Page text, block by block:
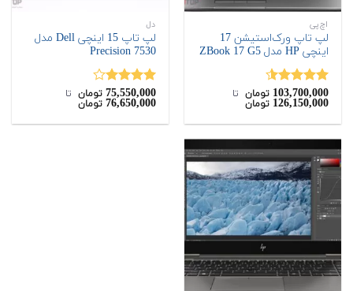
اچ‌پی
لپ تاپ ورک‌استیشن 17
اینچی HP مدل ZBook 17 G5
نمره4.50
از 5
103,700,000 تومان ‌ تا ‌
126,150,000 تومان
دل
لپ تاپ 15 اینچی Dell مدل
Precision 7530
نمره
4.00از 5
75,550,000 تومان ‌ تا ‌
76,650,000 تومان